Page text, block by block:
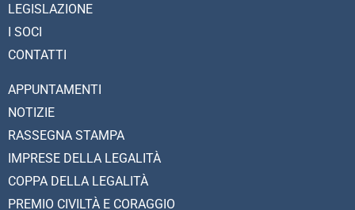
LEGISLAZIONE
I SOCI
CONTATTI
APPUNTAMENTI
NOTIZIE
RASSEGNA STAMPA
IMPRESE DELLA LEGALITÀ
COPPA DELLA LEGALITÀ
PREMIO CIVILTÀ E CORAGGIO